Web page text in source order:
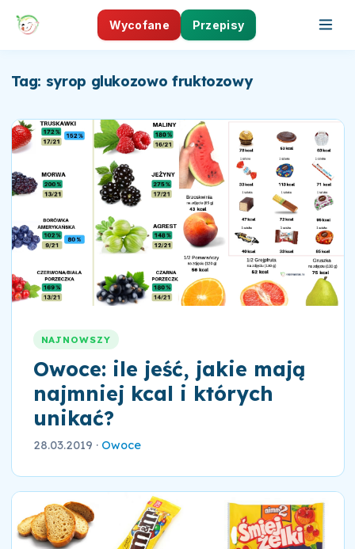
Wycofane Przepisy
Tag: syrop glukozowo fruktozowy
NAJNOWSZY
Owoce: ile jeść, jakie mają
najmniej kcal i których
unikać?
28.03.2019 · Owoce